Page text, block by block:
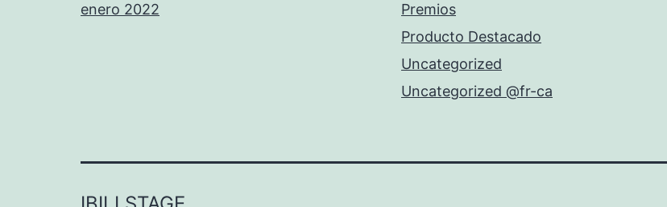
enero 2022
Premios
Producto Destacado
Uncategorized
Uncategorized @fr-ca